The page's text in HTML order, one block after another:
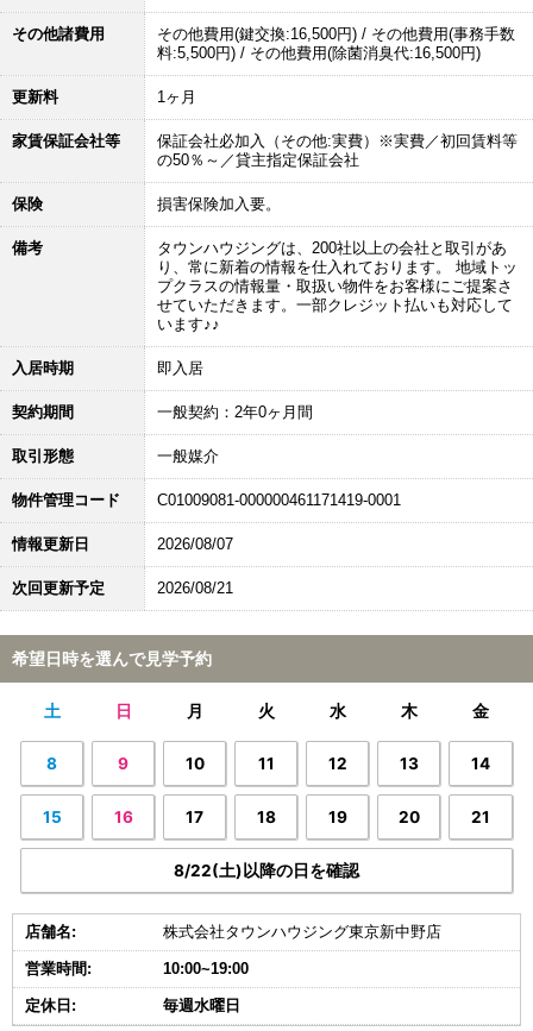
その他諸費用
その他費用(鍵交換:16,500円) / その他費用(事務手数
料:5,500円) / その他費用(除菌消臭代:16,500円)
更新料 1ヶ月
家賃保証会社等
保証会社必加入（その他:実費）※実費／初回賃料等
の50％～／貸主指定保証会社
保険 損害保険加入要。
備考
タウンハウジングは、200社以上の会社と取引があ
り、常に新着の情報を仕入れております。 地域トッ
プクラスの情報量・取扱い物件をお客様にご提案さ
せていただきます。一部クレジット払いも対応して
います♪♪
入居時期 即入居
契約期間 一般契約：2年0ヶ月間
取引形態 一般媒介
物件管理コード C01009081-000000461171419-0001
情報更新日 2026/08/07
次回更新予定 2026/08/21
希望日時を選んで見学予約
土 日 月 火 水 木 金
8 9 10 11 12 13 14
15 16 17 18 19 20 21
8/22(土)以降の日を確認
店舗名: 株式会社タウンハウジング東京新中野店
営業時間: 10:00~19:00
定休日: 毎週水曜日